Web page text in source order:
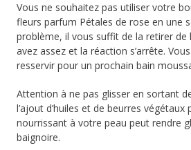
Vous ne souhaitez pas utiliser votre
fleurs parfum Pétales de rose en une
problème, il vous suffit de la retirer de
avez assez et la réaction s’arrête.
resservir pour un prochain bain
Attention à ne pas glisser en sortant
l’ajout d’huiles et de beurres
nourrissant à votre peau peut rendre
baignoire.